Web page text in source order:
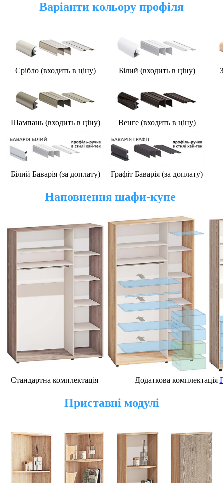
Варіанти кольору профіля
Срібло (входить в ціну) Білий (входить в ціну)
Шампань (входить в ціну) Венге (входить в ціну)
Білий Баварія (за доплату) Графіт Баварія (за доплату)
Наповнення шафи-купе
Стандартна комплектація Додаткова комплектація
Приставні модулі